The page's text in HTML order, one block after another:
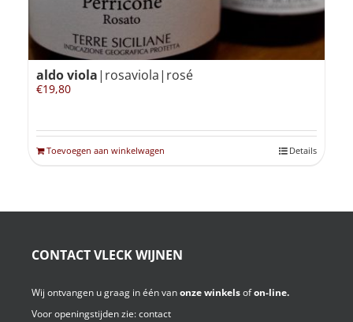
aldo viola|rosaviola|rosé
€19,80
Toevoegen aan winkelwagen Details
CONTACT VLECK WIJNEN
Wij ontvangen u graag in één vanonze winkelsofon-line.
Voor openingstijden zie:contact